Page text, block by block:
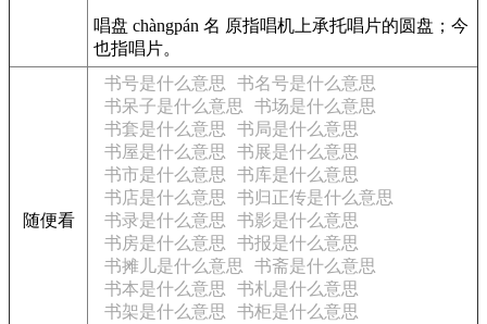
唱盘 chàngpán 名 原指唱机上承托唱片的圆盘；今
也指唱片。
随便看
书号是什么意思
书名号是什么意思
书呆子是什么意思
书场是什么意思
书套是什么意思
书局是什么意思
书屋是什么意思
书展是什么意思
书市是什么意思
书库是什么意思
书店是什么意思
书归正传是什么意思
书录是什么意思
书影是什么意思
书房是什么意思
书报是什么意思
书摊儿是什么意思
书斋是什么意思
书本是什么意思
书札是什么意思
书架是什么意思
书柜是什么意思